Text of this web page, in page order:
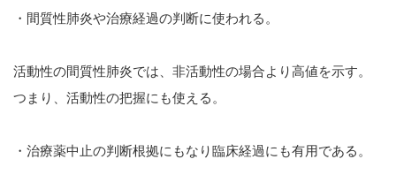
・間質性肺炎や治療経過の判断に使われる。
活動性の間質性肺炎では、非活動性の場合より高値を示す。
つまり、活動性の把握にも使える。
・治療薬中止の判断根拠にもなり臨床経過にも有用である。